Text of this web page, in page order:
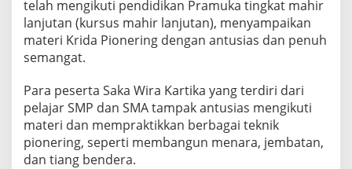
a
n
i
d
a
P
o
telah mengikuti pendidikan Pramuka tingkat mahir
lanjutan (kursus mahir lanjutan), menyampaikan
materi Krida Pionering dengan antusias dan penuh
semangat.
Para peserta Saka Wira Kartika yang terdiri dari
pelajar SMP dan SMA tampak antusias mengikuti
materi dan mempraktikkan berbagai teknik
pionering, seperti membangun menara, jembatan,
dan tiang bendera.